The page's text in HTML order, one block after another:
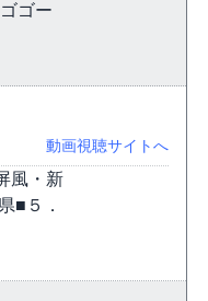
ゴー
動画視聴サイトへ
風・新
■５．